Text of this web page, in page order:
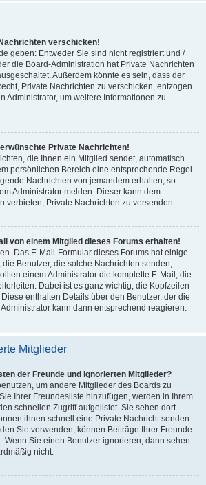
verschicken!
geben: Entweder Sie sind nicht registriert und /
die Board-Administration hat Private Nachrichten
Außerdem könnte es sein, dass der
Private Nachrichten zu verschicken, entzogen
Administrator, um weitere Informationen zu
Private Nachrichten!
die Ihnen ein Mitglied sendet, automatisch
persönlichen Bereich eine entsprechende Regel
Nachrichten von jemandem erhalten, so
Administrator melden. Dieser kann dem
verbieten, Private Nachrichten zu versenden.
von einem Mitglied dieses Forums erhalten!
Das E-Mail-Formular dieses Forums hat einige
Benutzer, die solche Nachrichten senden,
einem Administrator die komplette E-Mail, die
Dabei ist es ganz wichtig, die Kopfzeilen
enthalten Details über den Benutzer, der die
kann dann entsprechend reagieren.
Mitglieder
der Freunde und ignorierten Mitglieder?
um andere Mitglieder des Boards zu
Ihrer Freundesliste hinzufügen, werden in Ihrem
schnellen Zugriff aufgelistet. Sie sehen dort
ihnen schnell eine Private Nachricht senden.
Sie verwenden, können Beiträge Ihrer Freunde
Wenn Sie einen Benutzer ignorieren, dann sehen
nicht.